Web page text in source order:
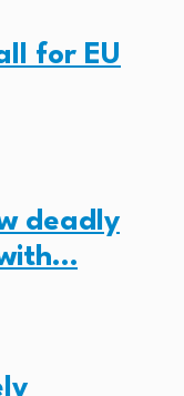
for EU
deadly